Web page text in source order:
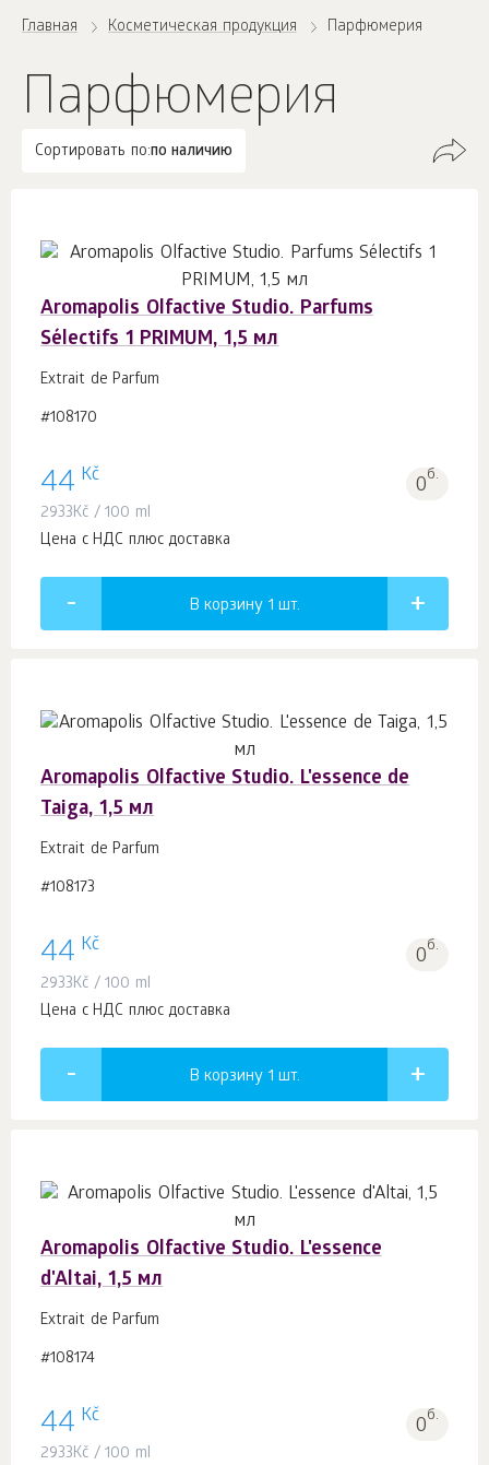
Главная Косметическая продукция Парфюмерия
Парфюмерия
Сортировать по:по наличию
Aromapolis Olfactive Studio. Parfums
Sélectifs 1 PRIMUM, 1,5 мл
Extrait de Parfum
#108170
44 Kč 0б.
2933Kč / 100 ml
Цена с НДС плюс доставка
В корзину 1 шт.
Aromapolis Olfactive Studio. L'essence de
Taiga, 1,5 мл
Extrait de Parfum
#108173
44 Kč 0б.
2933Kč / 100 ml
Цена с НДС плюс доставка
В корзину 1 шт.
Aromapolis Olfactive Studio. L'essence
d'Altai, 1,5 мл
Extrait de Parfum
#108174
44 Kč 0б.
2933Kč / 100 ml